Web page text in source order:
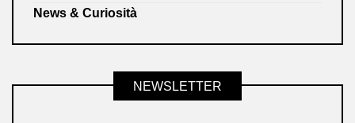
News & Curiosità
NEWSLETTER